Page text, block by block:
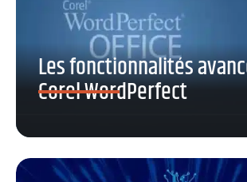
Les fonctionnalités
Corel WordPerfect